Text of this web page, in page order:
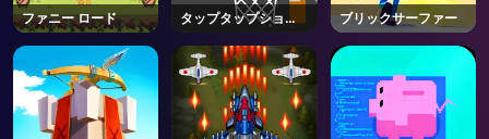
ファニー ロード
タップタップショッ
ト2
ブリックサーファー